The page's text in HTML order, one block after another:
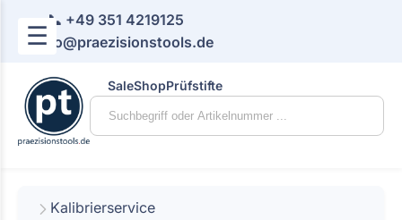
☰
📞 +49 351 4219125
📧 info@praezisionstools.de
SaleShopPrüfstifte
Kalibrierservice